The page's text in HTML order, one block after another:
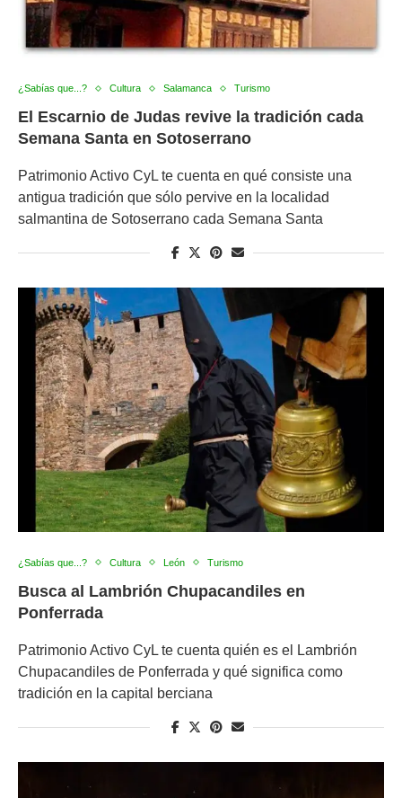
¿Sabías que...? Cultura Salamanca Turismo
El Escarnio de Judas revive la tradición cada
Semana Santa en Sotoserrano
Patrimonio Activo CyL te cuenta en qué consiste una
antigua tradición que sólo pervive en la localidad
salmantina de Sotoserrano cada Semana Santa
¿Sabías que...? Cultura León Turismo
Busca al Lambrión Chupacandiles en
Ponferrada
Patrimonio Activo CyL te cuenta quién es el Lambrión
Chupacandiles de Ponferrada y qué significa como
tradición en la capital berciana